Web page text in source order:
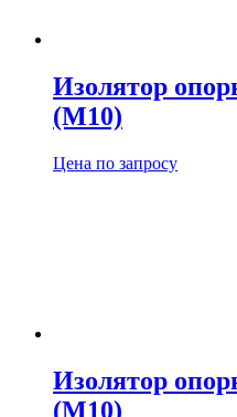
Изолятор
(М10)
Цена по запросу
Изолятор
(М10)